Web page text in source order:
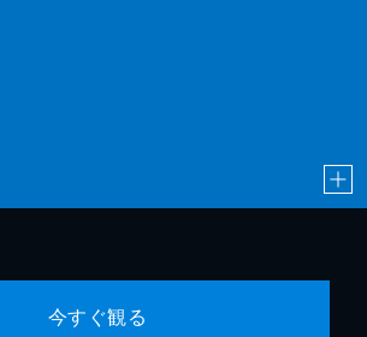
今すぐ観る